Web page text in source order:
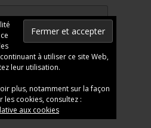
à utiliser ce site Web,
leur utilisation.
plus, notamment sur la façon
les cookies, consultez :
aux cookies